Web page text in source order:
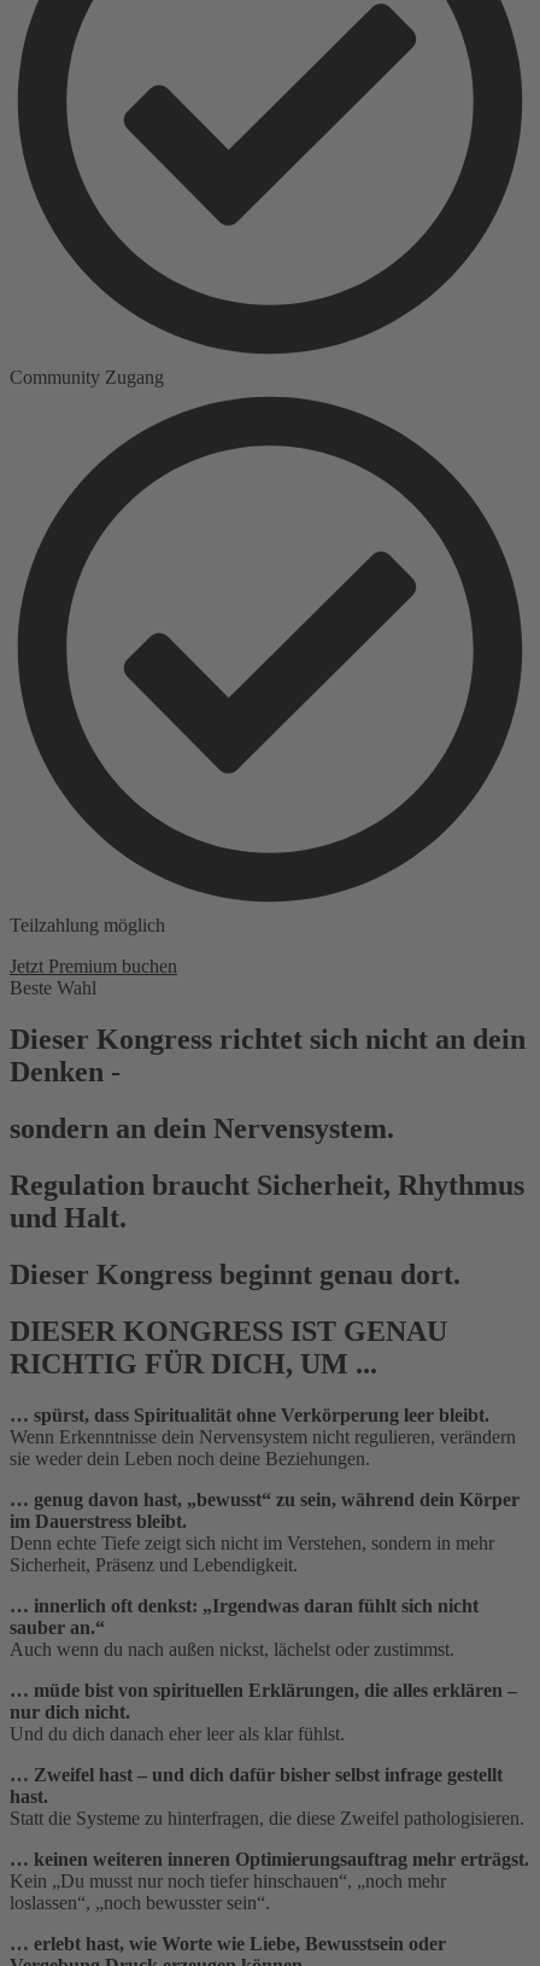
Community Zugang
Teilzahlung möglich
Jetzt Premium buchen
Beste Wahl
Dieser Kongress richtet sich nicht an dein
Denken -
sondern an dein Nervensystem.
Regulation braucht Sicherheit, Rhythmus
und Halt.
Dieser Kongress beginnt genau dort.
DIESER KONGRESS IST GENAU
RICHTIG FÜR DICH, UM ...
… spürst, dass Spiritualität ohne Verkörperung leer bleibt.
Wenn Erkenntnisse dein Nervensystem nicht regulieren, verändern
sie weder dein Leben noch deine Beziehungen.
… genug davon hast, „bewusst“ zu sein, während dein Körper
im Dauerstress bleibt.
Denn echte Tiefe zeigt sich nicht im Verstehen, sondern in mehr
Sicherheit, Präsenz und Lebendigkeit.
… innerlich oft denkst: „Irgendwas daran fühlt sich nicht
sauber an.“
Auch wenn du nach außen nickst, lächelst oder zustimmst.
… müde bist von spirituellen Erklärungen, die alles erklären –
nur dich nicht.
Und du dich danach eher leer als klar fühlst.
… Zweifel hast – und dich dafür bisher selbst infrage gestellt
hast.
Statt die Systeme zu hinterfragen, die diese Zweifel pathologisieren.
… keinen weiteren inneren Optimierungsauftrag mehr erträgst.
Kein „Du musst nur noch tiefer hinschauen“, „noch mehr
loslassen“, „noch bewusster sein“.
… erlebt hast, wie Worte wie Liebe, Bewusstsein oder